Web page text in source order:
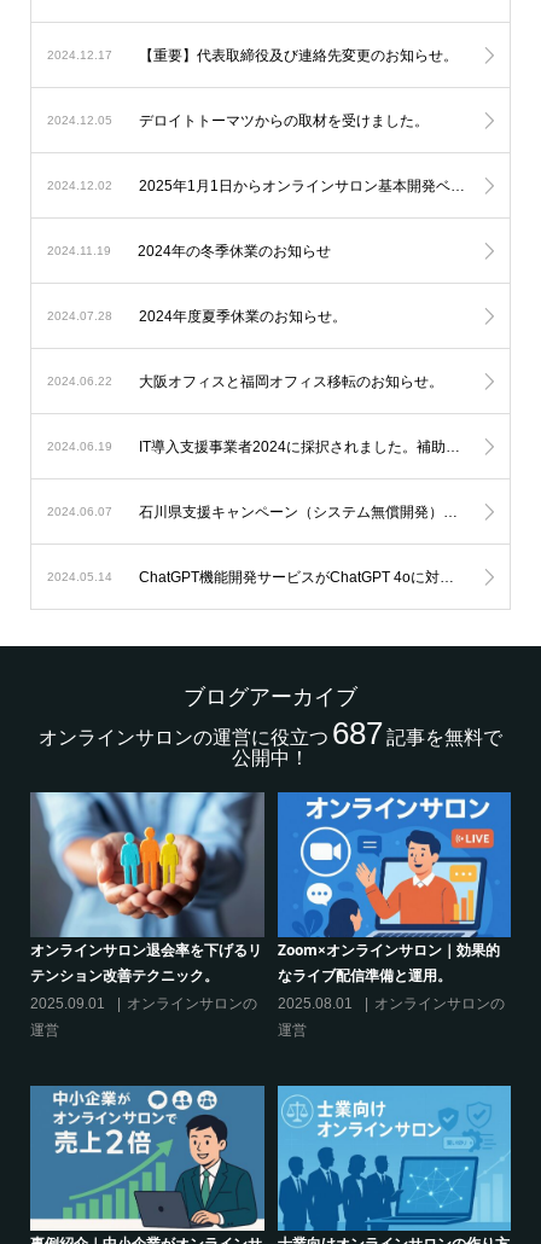
2024.12.17 【重要】代表取締役及び連絡先変更のお知らせ。
2024.12.05 デロイトトーマツからの取材を受けました。
2024.12.02 2025年1月1日からオンラインサロン基本開発ベースシステムの料金改定を実施します。
2024.11.19 2024年の冬季休業のお知らせ
2024.07.28 2024年度夏季休業のお知らせ。
2024.06.22 大阪オフィスと福岡オフィス移転のお知らせ。
2024.06.19 IT導入支援事業者2024に採択されました。補助金を利用したオンラインサロン開発が可能になります。
2024.06.07 石川県支援キャンペーン（システム無償開発）延長のお知らせ。
2024.05.14 ChatGPT機能開発サービスがChatGPT 4oに対応します。
ブログアーカイブ
オンラインサロンの運営に役立つ 687記事を無料で
公開中！
リ
Zoom×オンラインサロン｜効果的
なライブ配信準備と運用。
2025.08.01
オンラインサロンの
運営
クリエイター系オンラインサロンの
話題席巻-”マッシュル”について調べ
てみた!
2024.06.25